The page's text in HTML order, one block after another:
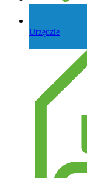
Urzędzie